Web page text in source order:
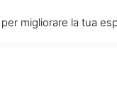
migliorare la tua